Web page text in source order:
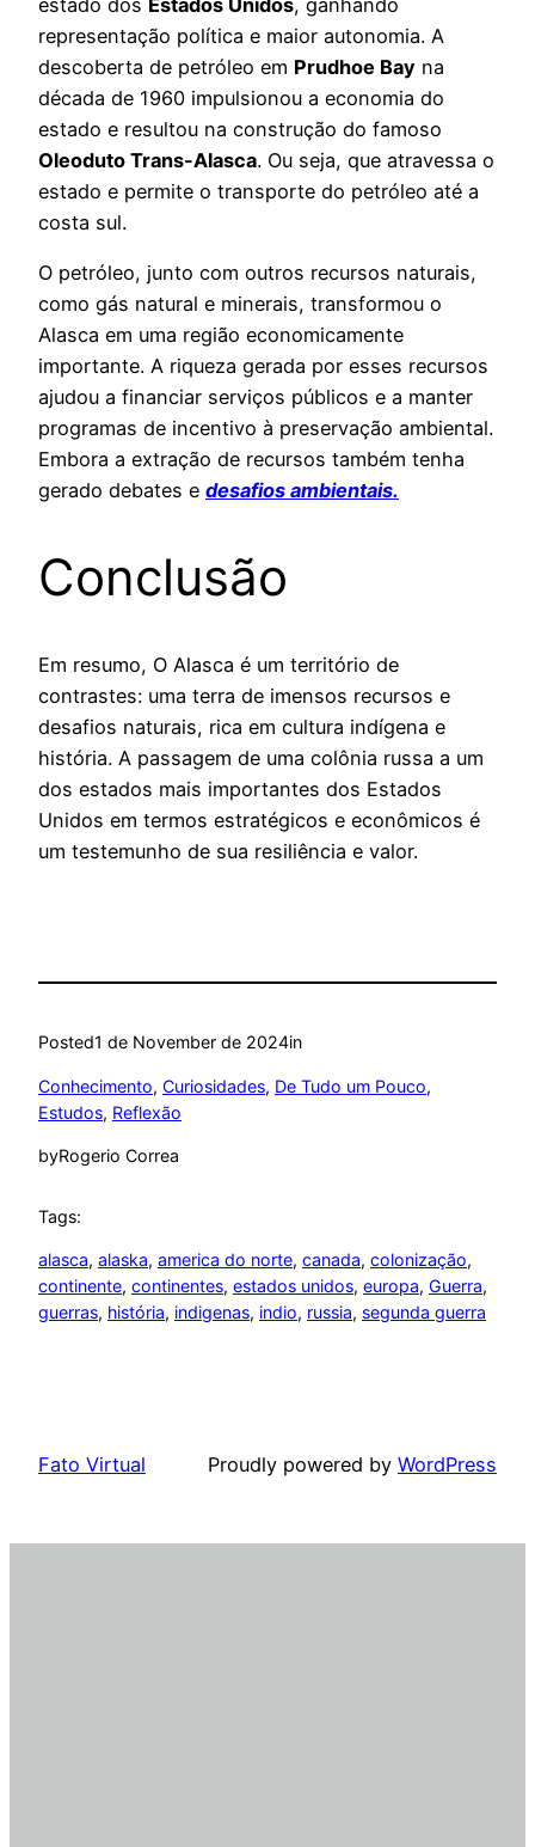
representação política e maior autonomia. A
descoberta de petróleo em Prudhoe Bay na
década de 1960 impulsionou a economia do
estado e resultou na construção do famoso
Oleoduto Trans-Alasca. Ou seja, que atravessa o
estado e permite o transporte do petróleo até a
costa sul.
O petróleo, junto com outros recursos naturais,
como gás natural e minerais, transformou o
Alasca em uma região economicamente
importante. A riqueza gerada por esses recursos
ajudou a financiar serviços públicos e a manter
programas de incentivo à preservação ambiental.
Embora a extração de recursos também tenha
gerado debates e desafios ambientais.
Conclusão
Em resumo, O Alasca é um território de
contrastes: uma terra de imensos recursos e
desafios naturais, rica em cultura indígena e
história. A passagem de uma colônia russa a um
dos estados mais importantes dos Estados
Unidos em termos estratégicos e econômicos é
um testemunho de sua resiliência e valor.
Posted1 de November de 2024in
Conhecimento, Curiosidades, De Tudo um Pouco
Estudos, Reflexão
byRogerio Correa
Tags:
alasca, alaska, america do norte, canada, colonização
continente, continentes, estados unidos, europa, Guerra
guerras, história, indigenas, indio, russia, segunda guerra
Fato Virtual Proudly powered by WordPress